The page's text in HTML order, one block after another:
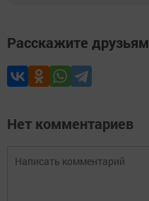
Расскажите друзьям
Нет комментариев